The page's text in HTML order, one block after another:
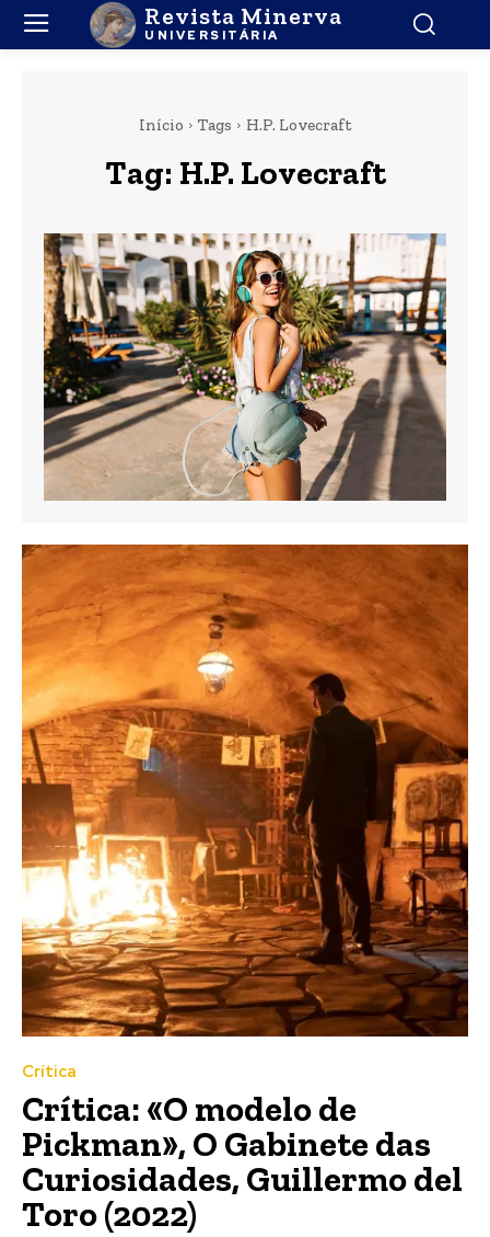
Revista Minerva
UNIVERSITÁRIA
Início Tags H.P. Lovecraft
Tag: H.P. Lovecraft
Crítica
Crítica: «O modelo de
Pickman», O Gabinete das
Curiosidades, Guillermo del
Toro (2022)